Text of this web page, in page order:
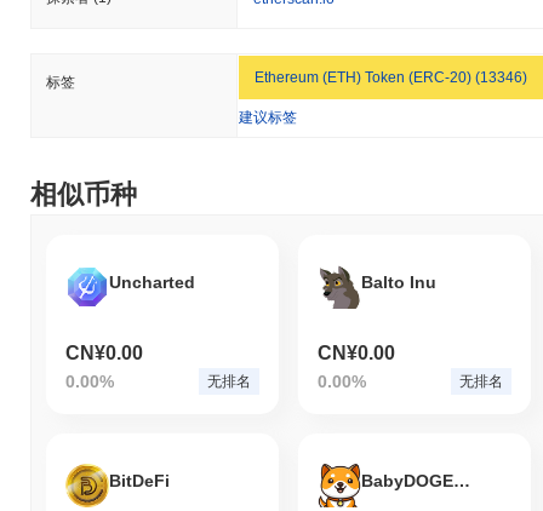
标签 Ethereum (ETH) Token (ERC-20) (13346)
建议标签
相似币种
Uncharted
CN¥0.00
0.00% 无排名
Balto Inu
CN¥0.00
0.00% 无排名
BitDeFi BabyDOGE 2.0